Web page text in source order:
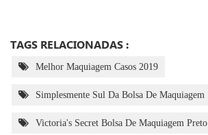
TAGS RELACIONADAS :
Melhor Maquiagem Casos 2019
Simplesmente Sul Da Bolsa De Maquiagem
Victoria's Secret Bolsa De Maquiagem Preto